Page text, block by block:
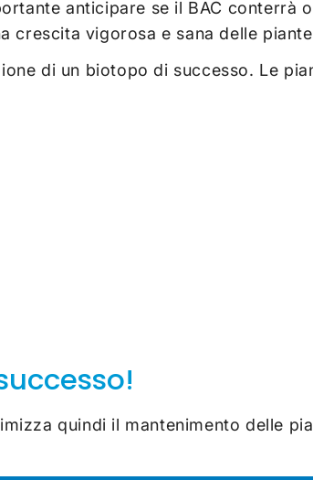
anticipare se il BAC conterrà
crescita vigorosa e sana delle
di un biotopo di successo. Le
quindi il mantenimento delle